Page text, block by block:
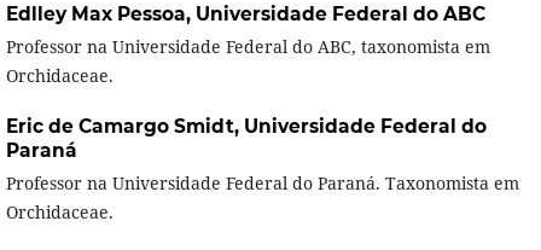
Edlley Max Pessoa, Universidade Federal do ABC
Professor na Universidade Federal do ABC, taxonomista em
Orchidaceae.
Eric de Camargo Smidt, Universidade Federal do
Paraná
Professor na Universidade Federal do Paraná. Taxonomista em
Orchidaceae.